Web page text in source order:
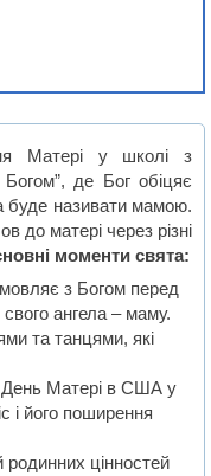
Матері у школі з
де Бог обіцяє
буде називати мамою.
до матері через різні
моменти свята:
з Богом перед
ангела – маму.
та танцями, які
День Матері в США у
і його поширення
родинних цінностей